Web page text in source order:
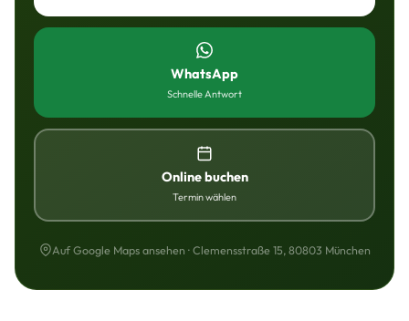
WhatsApp
Schnelle Antwort
Online buchen
Termin wählen
Auf Google Maps ansehen · Clemensstraße 15, 80803 München